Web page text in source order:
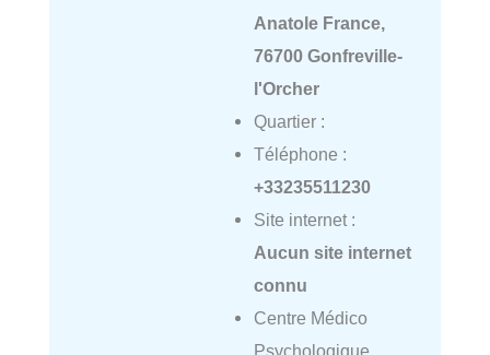
Anatole France,
76700 Gonfreville-
l'Orcher
Quartier :
Téléphone :
+33235511230
Site internet :
Aucun site internet
connu
Centre Médico
Psychologique